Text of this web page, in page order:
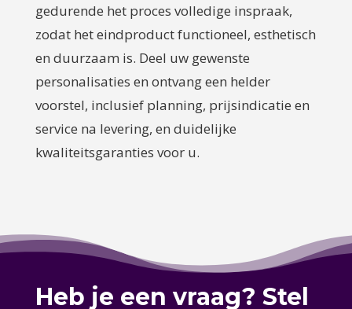
gedurende het proces volledige inspraak,
zodat het eindproduct functioneel, esthetisch
en duurzaam is. Deel uw gewenste
personalisaties en ontvang een helder
voorstel, inclusief planning, prijsindicatie en
service na levering, en duidelijke
kwaliteitsgaranties voor u.
Heb je een vraag? Stel